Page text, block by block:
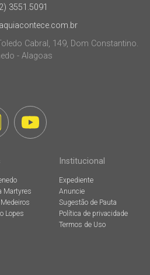
3551.5091
Cabral, 149, Dom Constantino.
- Alagoas
Martyres
Lopes
Institucional
Expediente
Anuncie
Sugestão de Pauta
Política de privacidade
Termos de Uso